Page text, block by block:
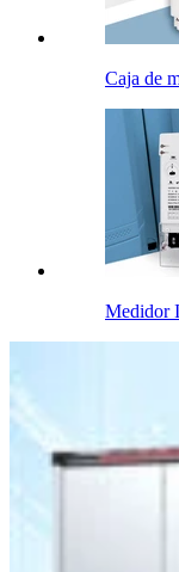
Caja de
Medidor